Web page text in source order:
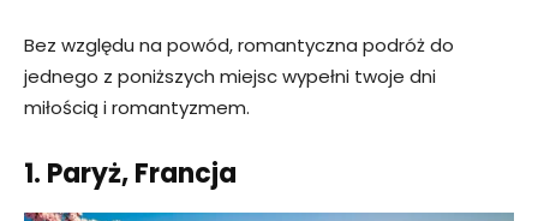
Bez względu na powód, romantyczna podróż do
jednego z poniższych miejsc wypełni twoje dni
miłością i romantyzmem.
1. Paryż, Francja